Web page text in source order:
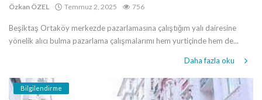
Özkan ÖZEL Temmuz 2, 2025 756
Beşiktaş Ortaköy merkezde pazarlamasına çalıştığım yalı dairesine
yönelik alıcı bulma pazarlama çalışmalarımı hem yurtiçinde hem de...
Daha fazla oku
Bilgilendirme